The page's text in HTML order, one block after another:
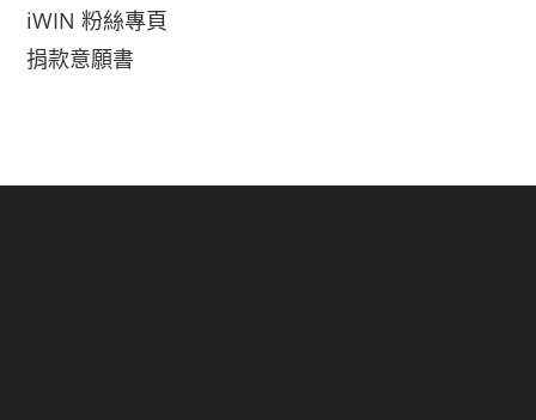
iWIN 粉絲專頁
捐款意願書